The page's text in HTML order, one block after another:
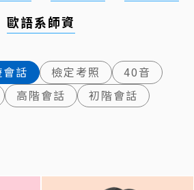
歐語系師資
話 檢定考照
40音
高階會話 初階會話